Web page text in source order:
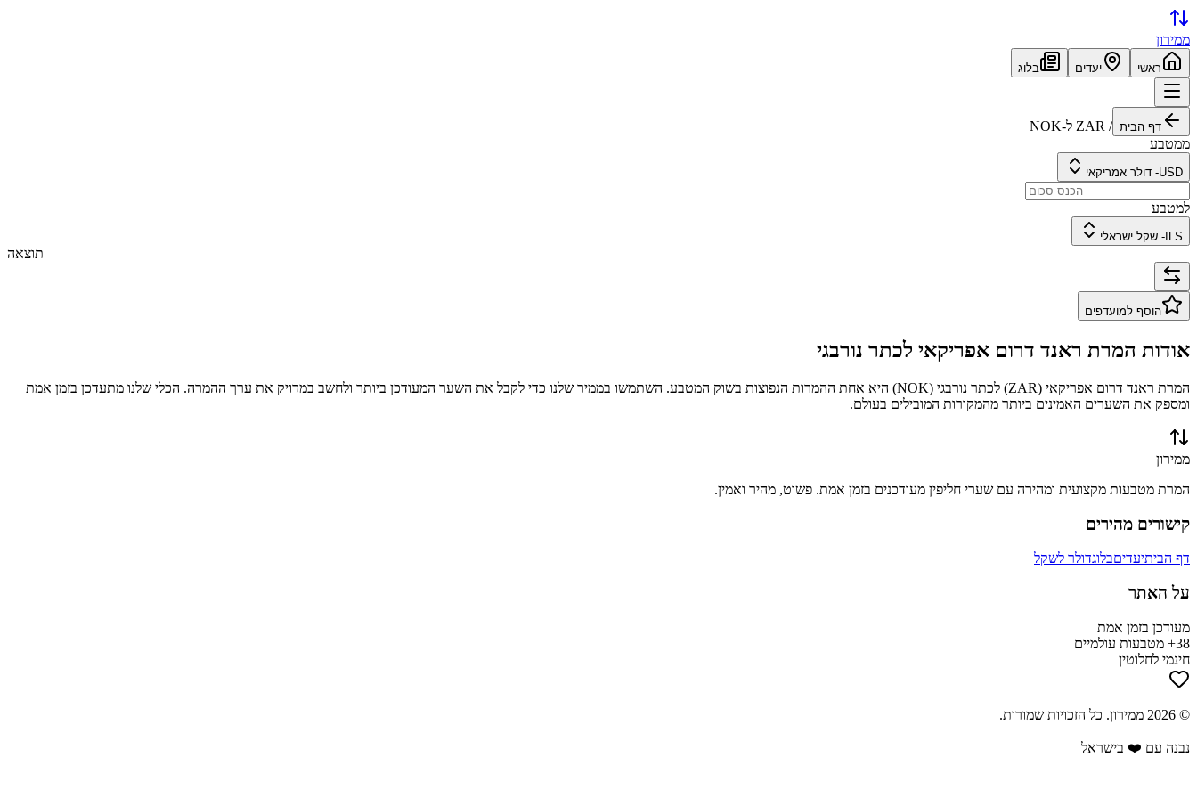
ממירון
ראשי יעדים בלוג
דף הבית /
ZAR ל-NOK
ממטבע
USD
- דולר אמריקאי
למטבע
ILS
- שקל ישראלי
תוצאה
הוסף למועדפים
אודות המרת ראנד דרום אפריקאי לכתר נורבגי
המרת ראנד דרום אפריקאי (
ZAR) לכתר נורבגי (
NOK) היא אחת ההמרות הנפוצות בשוק המטבע. השתמשו בממיר שלנו כדי לקבל את השער המעודכן ביותר ולחשב במדויק את ערך ההמרה. הכלי שלנו מתעדכן בזמן אמת
ומספק את השערים האמינים ביותר מהמקורות המובילים בעולם.
ממירון
המרת מטבעות מקצועית ומהירה עם שערי חליפין מעודכנים בזמן אמת. פשוט, מהיר ואמין.
קישורים מהירים
דף הביתיעדיםבלוגדולר לשקל
על האתר
מעודכן בזמן אמת
38+ מטבעות עולמיים
חינמי לחלוטין
©
2026 ממירון. כל הזכויות שמורות.
נבנה עם ❤️ בישראל